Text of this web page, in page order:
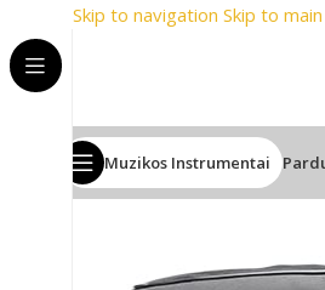
Skip to navigation Skip to
prekių ženklai
Muzikos Instrumentai
Pradžia/PRO Audio/Garso